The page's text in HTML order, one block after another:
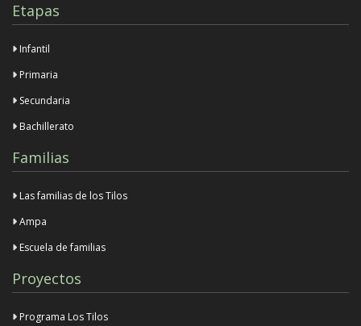
Etapas
Infantil
Primaria
Secundaria
Bachillerato
Familias
Las familias de los Tilos
Ampa
Escuela de familias
Proyectos
Programa Los Tilos